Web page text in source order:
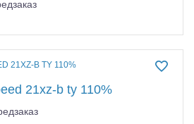
21xz-b ty 110%